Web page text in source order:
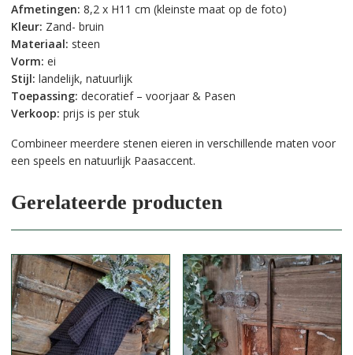
Afmetingen: 8,2 x H11 cm (kleinste maat op de foto)
Kleur: Zand- bruin
Materiaal: steen
Vorm: ei
Stijl: landelijk, natuurlijk
Toepassing: decoratief – voorjaar & Pasen
Verkoop: prijs is per stuk
Combineer meerdere stenen eieren in verschillende maten voor
een speels en natuurlijk Paasaccent.
Gerelateerde producten